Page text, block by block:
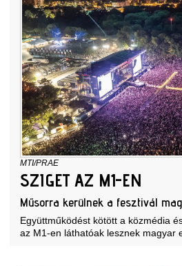
MTI/PRAE
SZIGET AZ M1-EN
Műsorra kerülnek a fesztivál
Együttműködést kötött a közmédia
az M1-en láthatóak lesznek magyar